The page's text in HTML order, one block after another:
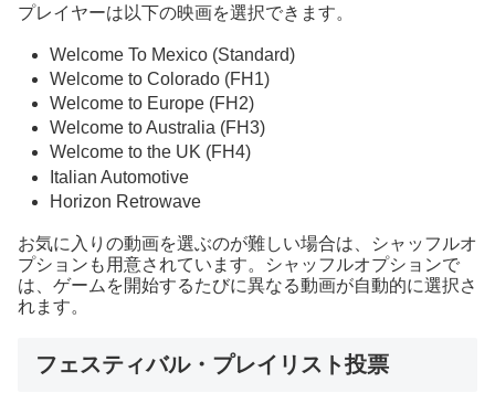
プレイヤーは以下の映画を選択できます。
Welcome To Mexico (Standard)
Welcome to Colorado (FH1)
Welcome to Europe (FH2)
Welcome to Australia (FH3)
Welcome to the UK (FH4)
Italian Automotive
Horizon Retrowave
お気に入りの動画を選ぶのが難しい場合は、シャッフルオ
プションも用意されています。シャッフルオプションで
は、ゲームを開始するたびに異なる動画が自動的に選択さ
れます。
フェスティバル・プレイリスト投票